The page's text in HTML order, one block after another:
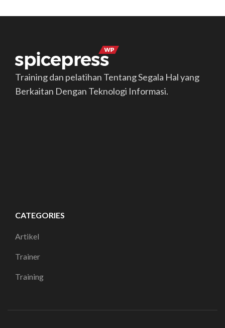
Training dan pelatihan Tentang Segala Hal yang
Berkaitan Dengan Teknologi Informasi.
CATEGORIES
Artikel
Trainer
Training